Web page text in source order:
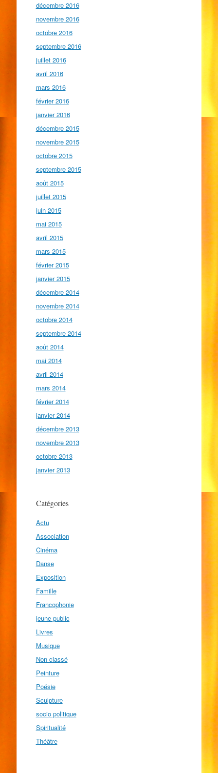
décembre 2016
novembre 2016
octobre 2016
septembre 2016
juillet 2016
avril 2016
mars 2016
février 2016
janvier 2016
décembre 2015
novembre 2015
octobre 2015
septembre 2015
août 2015
juillet 2015
juin 2015
mai 2015
avril 2015
mars 2015
février 2015
janvier 2015
décembre 2014
novembre 2014
octobre 2014
septembre 2014
août 2014
mai 2014
avril 2014
mars 2014
février 2014
janvier 2014
décembre 2013
novembre 2013
octobre 2013
janvier 2013
Catégories
Actu
Association
Cinéma
Danse
Exposition
Famille
Francophonie
jeune public
Livres
Musique
Non classé
Peinture
Poésie
Sculpture
socio politique
Spiritualité
Théâtre